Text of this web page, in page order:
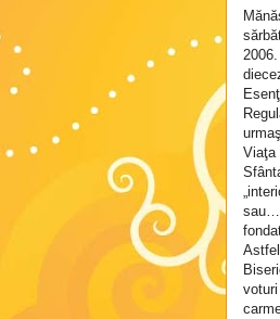
Viaţa